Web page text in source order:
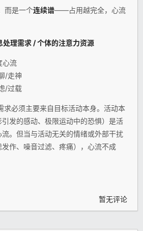
而是一个连续谱——占用越完全，心流
理需求 / 个体的注意力资源
心流
/走神
/过载
求必须主要来自目标活动本身。活动本
发的感动、极限运动中的恐惧）是活
。但当与活动无关的情绪或外部干扰
作、噪音过滤、疼痛），心流不成
暂无评论